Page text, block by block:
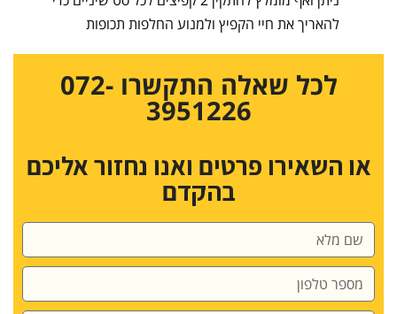
להאריך את חיי הקפיץ ולמנוע החלפות תכופות
לכל שאלה התקשרו 072-
3951226
או השאירו פרטים ואנו נחזור אליכם
בהקדם